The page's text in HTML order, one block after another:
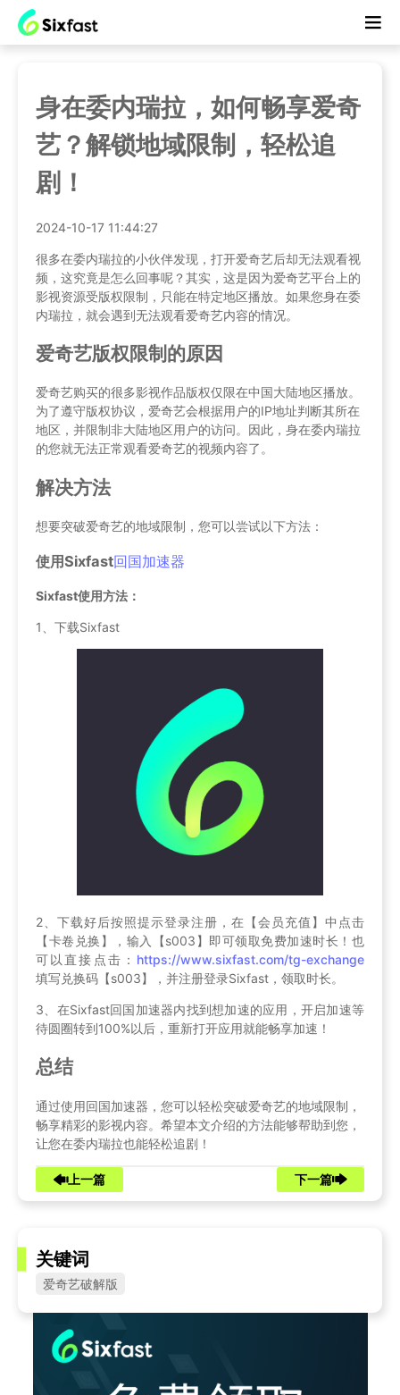
身在委内瑞拉，如何畅享爱奇
艺？解锁地域限制，轻松追
剧！
2024-10-17 11:44:27
很多在委内瑞拉的小伙伴发现，打开爱奇艺后却无法观看视
频，这究竟是怎么回事呢？其实，这是因为爱奇艺平台上的
影视资源受版权限制，只能在特定地区播放。如果您身在委
内瑞拉，就会遇到无法观看爱奇艺内容的情况。
爱奇艺版权限制的原因
爱奇艺购买的很多影视作品版权仅限在中国大陆地区播放。
为了遵守版权协议，爱奇艺会根据用户的IP地址判断其所在
地区，并限制非大陆地区用户的访问。因此，身在委内瑞拉
的您就无法正常观看爱奇艺的视频内容了。
解决方法
想要突破爱奇艺的地域限制，您可以尝试以下方法：
使用Sixfast回国加速器
Sixfast使用方法：
1、下载Sixfast
2、下载好后按照提示登录注册，在【会员充值】中点击
【卡卷兑换】，输入【s003】即可领取免费加速时长！也
可以直接点击： https://www.sixfast.com/tg-exchange
填写兑换码【s003】，并注册登录Sixfast，领取时长。
3、在Sixfast回国加速器内找到想加速的应用，开启加速等
待圆圈转到100%以后，重新打开应用就能畅享加速！
总结
通过使用回国加速器，您可以轻松突破爱奇艺的地域限制，
畅享精彩的影视内容。希望本文介绍的方法能够帮助到您，
让您在委内瑞拉也能轻松追剧！
上一篇 下一篇
关键词
爱奇艺破解版